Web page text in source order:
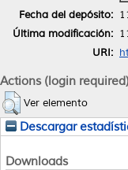
Fecha del depósito:
Última modificación:
URI:
Actions (login required)
Ver elemento
Descargar
Downloads